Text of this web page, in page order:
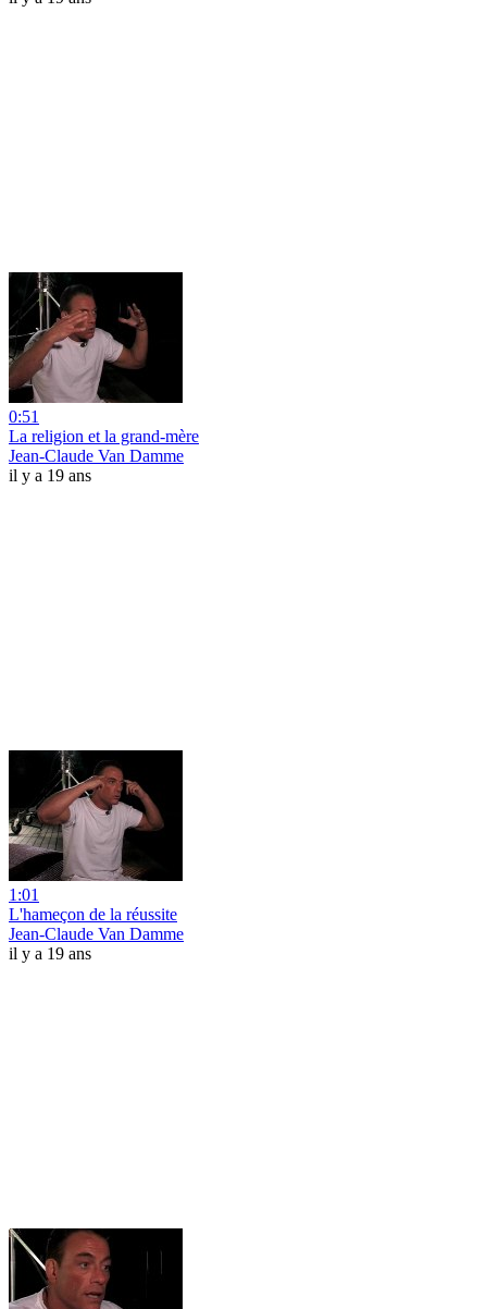
0:51
La religion et la grand-mère
Jean-Claude Van Damme
il y a 19 ans
1:01
L'hameçon de la réussite
Jean-Claude Van Damme
il y a 19 ans